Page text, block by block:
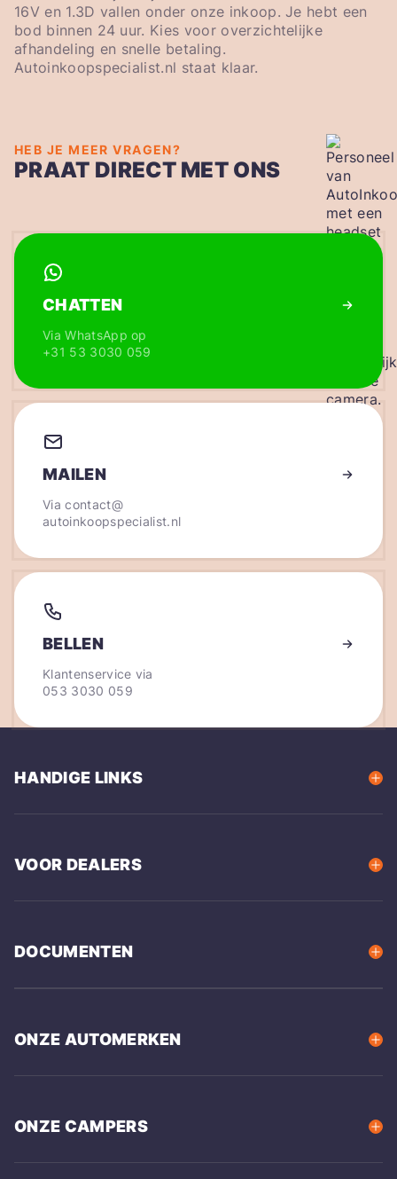
16V en 1.3D vallen onder onze inkoop. Je hebt een
bod binnen 24 uur. Kies voor overzichtelijke
afhandeling en snelle betaling.
Autoinkoopspecialist.nl staat klaar.
HEB JE MEER VRAGEN?
PRAAT DIRECT MET ONS
CHATTEN
Via WhatsApp op
+31 53 3030 059
MAILEN
Viacontact@
autoinkoopspecialist.nl
BELLEN
Klantenservice via
053 3030 059
HANDIGE LINKS
VOOR DEALERS
DOCUMENTEN
ONZE AUTOMERKEN
ONZE CAMPERS